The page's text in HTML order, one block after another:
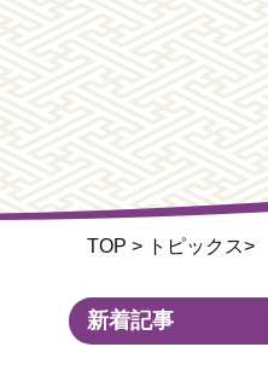
TOP > トピックス>
新着記事